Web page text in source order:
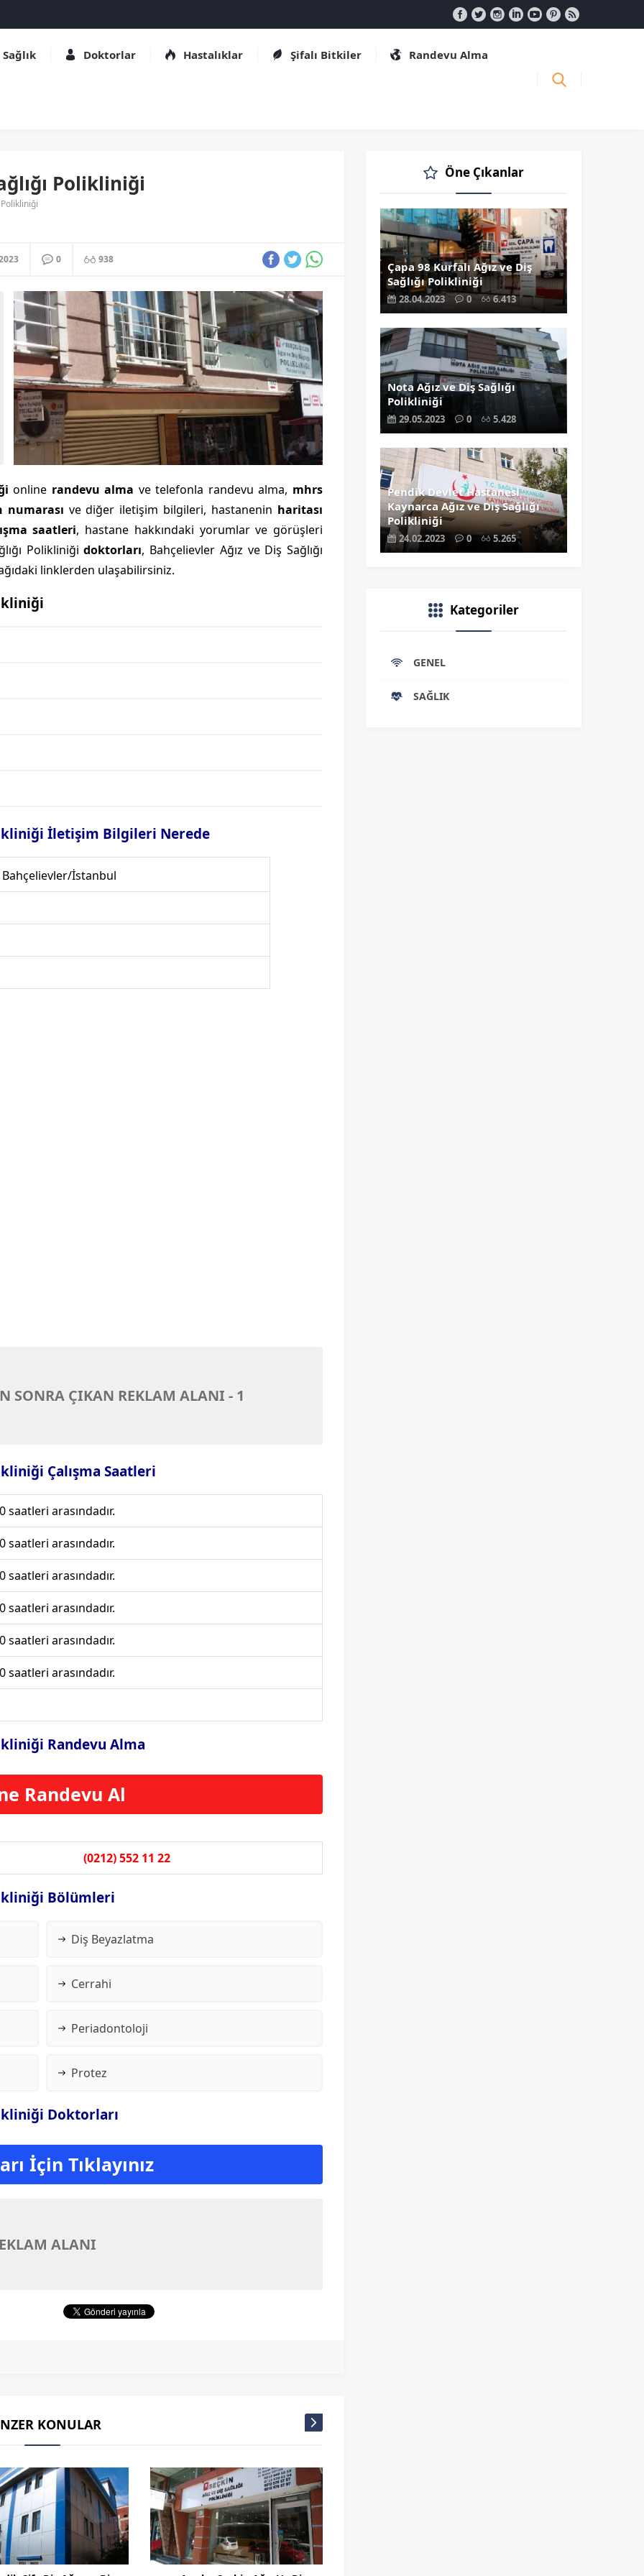
Sağlık Doktorlar Hastalıklar Şifalı Bitkiler Randevu Alma
Polikliniği
0 938
online randevu alma ve telefonla randevu alma, mhrs
numarası ve diğer iletişim bilgileri, hastanenin haritası
saatleri, hastane hakkındaki yorumlar ve görüşleri
Polikliniğidoktorları, Bahçelievler Ağız ve Diş Sağlığı
linklerden ulaşabilirsiniz.
İletişim Bilgileri Nerede
Bahçelievler/İstanbul
SONRA ÇIKAN REKLAM ALANI - 1
Çalışma Saatleri
saatleri arasındadır.
saatleri arasındadır.
saatleri arasındadır.
saatleri arasındadır.
saatleri arasındadır.
saatleri arasındadır.
Randevu Alma
Randevu Al
(0212) 552 11 22
Bölümleri
Diş Beyazlatma
Cerrahi
Periadontoloji
Protez
Doktorları
İçin Tıklayınız
ALANI
KONULAR
Öne Çıkanlar
Çapa 98 Kurfalı Ağız ve Diş
Sağlığı Polikliniği
28.04.2023 0 6.413
Nota Ağız ve Diş Sağlığı
Polikliniği
29.05.2023 0 5.428
Pendik Devlet Hastanesi
Kaynarca Ağız ve Diş Sağlığı
Polikliniği
24.02.2023 0 5.265
Kategoriler
GENEL
SAĞLIK